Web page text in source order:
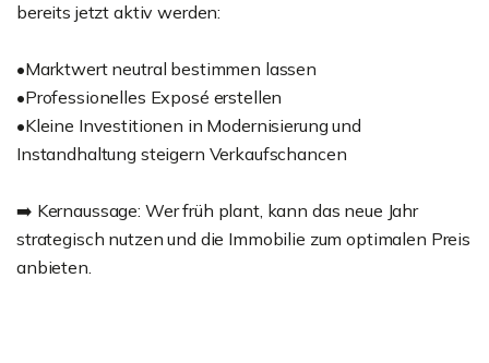
bereits jetzt aktiv werden:
•Marktwert neutral bestimmen lassen
•Professionelles Exposé erstellen
•Kleine Investitionen in Modernisierung und
Instandhaltung steigern Verkaufschancen
➡️ Kernaussage: Wer früh plant, kann das neue Jahr
strategisch nutzen und die Immobilie zum optimalen Preis
anbieten.